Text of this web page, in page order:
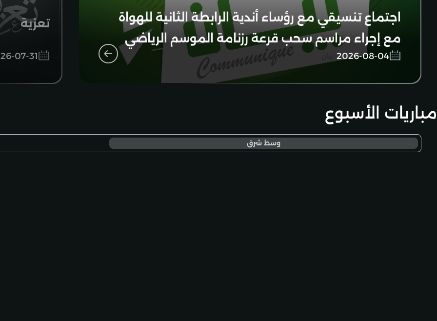
اجتماع تنسيقي مع رؤساء أندية الرابطة الثانية للهواة
مع إجراء مراسم سحب قرعة رزنامة الموسم الرياضي
2026-2027
2026-08-04
تعزية
07-31
مباريات الأسبوع
وسط شرق